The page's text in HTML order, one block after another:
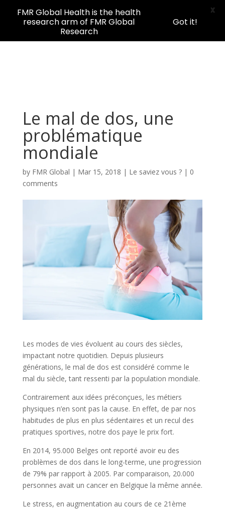
Le mal de dos, une
problématique
mondiale
by FMR Global | Mar 15, 2018 | Le saviez vous ?| 0
comments
Les modes de vies évoluent au cours des siècles,
impactant notre quotidien. Depuis plusieurs
générations, le mal de dos est considéré comme le
mal du siècle, tant ressenti par la population mondiale.
Contrairement aux idées préconçues, les métiers
physiques n’en sont pas la cause. En effet, de par nos
habitudes de plus en plus sédentaires et un recul des
pratiques sportives, notre dos paye le prix fort.
En 2014, 95.000 Belges ont reporté avoir eu des
problèmes de dos dans le long-terme, une progression
de 79% par rapport à 2005. Par comparaison, 20.000
personnes avait un cancer en Belgique la même année.
Le stress, en augmentation au cours de ce 21ème
FMR Global Health is the health
research arm of FMR Global
Research
Got it!
X